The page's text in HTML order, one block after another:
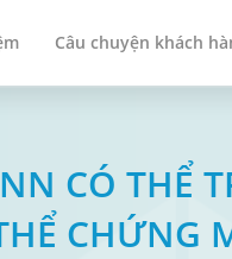
Câu chuyện khách
CÓ THỂ
CHỨNG